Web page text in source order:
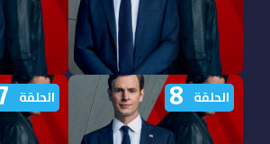
مشاهدة مسلسل CIA
الموسم الاول الحلقة 10
مترجمة
مترجمة
الحلقة 8 الحلقة 7